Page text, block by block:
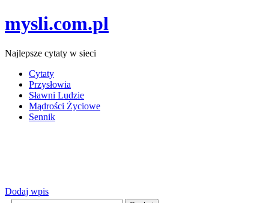
mysli.com.pl
Najlepsze cytaty w sieci
Cytaty
Przysłowia
Sławni Ludzie
Mądrości Życiowe
Sennik
Dodaj wpis